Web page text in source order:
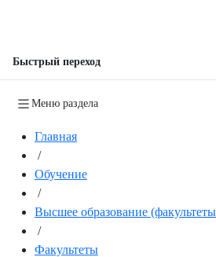
Быстрый переход
Меню раздела
Главная
/
Обучение
/
Высшее образование
/
Факультеты